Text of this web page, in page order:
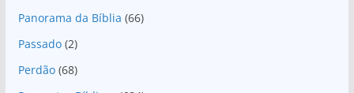
Panorama da Bíblia (66)
Passado(2)
Perdão(68)